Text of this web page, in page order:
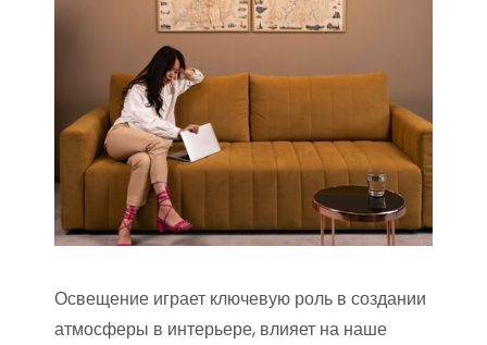
Освещение играет ключевую роль в создании
атмосферы в интерьере, влияет на наше